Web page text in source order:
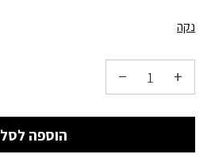
נקה
הוספה לסל